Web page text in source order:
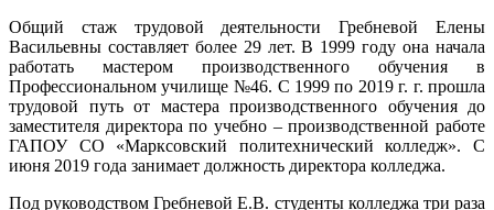
Общий стаж трудовой деятельности Гребневой Елены
Васильевны составляет более 29 лет. В 1999 году она начала
работать мастером производственного обучения в
Профессиональном училище №46. С 1999 по 2019 г. г. прошла
трудовой путь от мастера производственного обучения до
заместителя директора по учебно – производственной работе
ГАПОУ СО «Марксовский политехнический колледж». С
июня 2019 года занимает должность директора колледжа.
Под руководством Гребневой Е.В. студенты колледжа три раза